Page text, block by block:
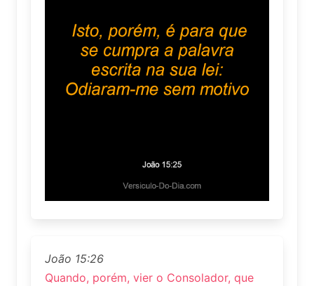
João 15:26
Quando, porém, vier o Consolador, que